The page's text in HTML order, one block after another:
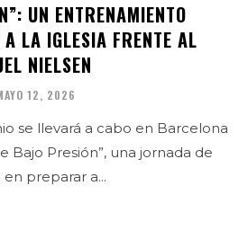
UN ENTRENAMIENTO
LA IGLESIA FRENTE AL
NIELSEN
12, 2026
se llevará a cabo en Barcelona
Bajo Presión”, una jornada de
preparar a...